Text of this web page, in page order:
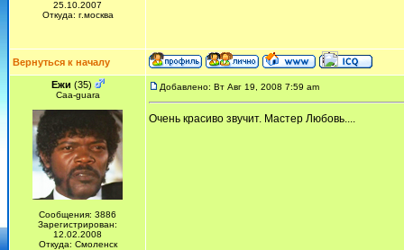
25.10.2007
Откуда: г.москва
Вернуться к началу
Ежи (35)
Сaa-guara
Сообщения: 3886
Зарегистрирован:
12.02.2008
Откуда: Смоленск
Добавлено: Вт Авг 19, 2008 7:59 am
Очень красиво звучит. Мастер Любовь....